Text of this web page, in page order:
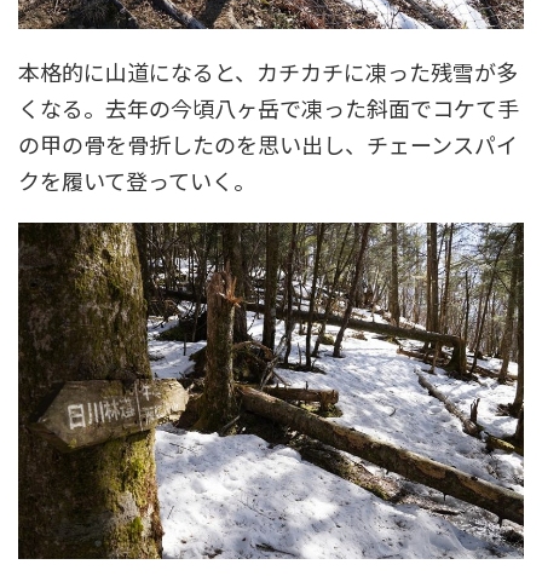
本格的に山道になると、カチカチに凍った残雪が多
くなる。去年の今頃八ヶ岳で凍った斜面でコケて手
の甲の骨を骨折したのを思い出し、チェーンスパイ
クを履いて登っていく。